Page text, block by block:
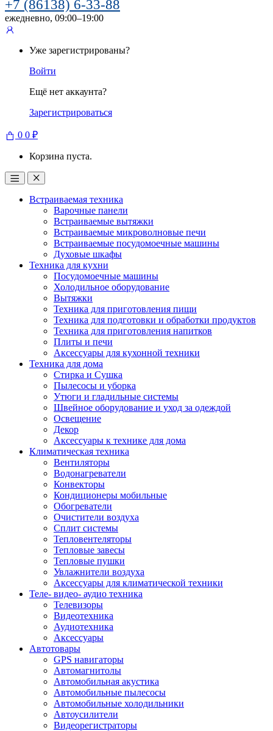
+7 (86138) 6-33-88
ежедневно, 09:00–19:00
Уже зарегистрированы?
Войти
Ещё нет аккаунта?
Зарегистрироваться
0 0 ₽
Корзина пуста.
Встраиваемая техника
Варочные панели
Встраиваемые вытяжки
Встраиваемые микроволновые печи
Встраиваемые посудомоечные машины
Духовые шкафы
Техника для кухни
Посудомоечные машины
Холодильное оборудование
Вытяжки
Техника для приготовления пищи
Техника для подготовки и обработки продуктов
Техника для приготовления напитков
Плиты и печи
Аксессуары для кухонной техники
Техника для дома
Стирка и Сушка
Пылесосы и уборка
Утюги и гладильные системы
Швейное оборудование и уход за одеждой
Освещение
Декор
Аксессуары к технике для дома
Климатическая техника
Вентиляторы
Водонагреватели
Конвекторы
Кондиционеры мобильные
Обогреватели
Очистители воздуха
Сплит системы
Тепловентеляторы
Тепловые завесы
Тепловые пушки
Увлажнители воздуха
Аксессуары для климатической техники
Теле- видео- аудио техника
Телевизоры
Видеотехника
Аудиотехника
Аксессуары
Автотовары
GPS навигаторы
Автомагнитолы
Автомобильная акустика
Автомобильные пылесосы
Автомобильные холодильники
Автоусилители
Видеорегистраторы